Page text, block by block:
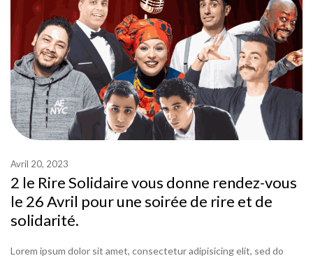
Avril 20, 2023
2 le Rire Solidaire vous donne rendez-vous
le 26 Avril pour une soirée de rire et de
solidarité.
Lorem ipsum dolor sit amet, consectetur adipisicing elit, sed do